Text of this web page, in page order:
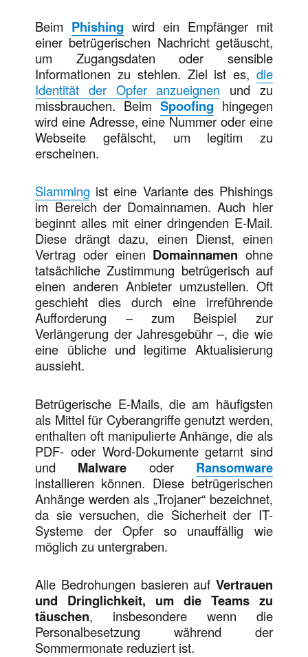
Beim Phishing wird ein Empfänger mit
einer betrügerischen Nachricht getäuscht,
um Zugangsdaten oder sensible
Informationen zu stehlen. Ziel ist es, die
Identität der Opfer anzueignen und zu
missbrauchen. Beim Spoofing hingegen
wird eine Adresse, eine Nummer oder eine
Webseite gefälscht, um legitim zu
erscheinen.
Slamming ist eine Variante des Phishings
im Bereich der Domainnamen. Auch hier
beginnt alles mit einer dringenden E-Mail.
Diese drängt dazu, einen Dienst, einen
Vertrag oder einen Domainnamen ohne
tatsächliche Zustimmung betrügerisch auf
einen anderen Anbieter umzustellen. Oft
geschieht dies durch eine irreführende
Aufforderung – zum Beispiel zur
Verlängerung der Jahresgebühr –, die wie
eine übliche und legitime Aktualisierung
aussieht.
Betrügerische E-Mails, die am häufigsten
als Mittel für Cyberangriffe genutzt werden,
enthalten oft manipulierte Anhänge, die als
PDF- oder Word-Dokumente getarnt sind
und Malware oder Ransomware
installieren können. Diese betrügerischen
Anhänge werden als „Trojaner“ bezeichnet,
da sie versuchen, die Sicherheit der IT-
Systeme der Opfer so unauffällig wie
möglich zu untergraben.
Alle Bedrohungen basieren auf Vertrauen
und Dringlichkeit, um die Teams zu
täuschen, insbesondere wenn die
Personalbesetzung während der
Sommermonate reduziert ist.